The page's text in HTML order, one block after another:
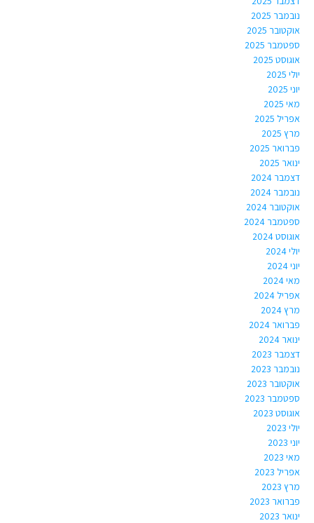
נובמבר 2025
אוקטובר 2025
ספטמבר 2025
אוגוסט 2025
יולי 2025
יוני 2025
מאי 2025
אפריל 2025
מרץ 2025
פברואר 2025
ינואר 2025
דצמבר 2024
נובמבר 2024
אוקטובר 2024
ספטמבר 2024
אוגוסט 2024
יולי 2024
יוני 2024
מאי 2024
אפריל 2024
מרץ 2024
פברואר 2024
ינואר 2024
דצמבר 2023
נובמבר 2023
אוקטובר 2023
ספטמבר 2023
אוגוסט 2023
יולי 2023
יוני 2023
מאי 2023
אפריל 2023
מרץ 2023
פברואר 2023
ינואר 2023